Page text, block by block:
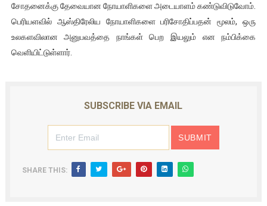
சோதனைக்கு தேவையான நோயாளிகளை அடையாளம் கண்டுவிடுவோம்.
பெரியளவில் ஆஸ்திரேலிய நோயாளிகளை பரிசோதிப்பதன் மூலம், ஒரு
உலகளவிலான அனுபவத்தை நாங்கள் பெற இயலும் என நம்பிக்கை
வெளியிட்டுள்ளார்.
SUBSCRIBE VIA EMAIL
SHARE THIS: